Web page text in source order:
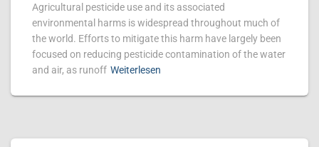
Agricultural pesticide use and its associated
environmental harms is widespread throughout much of
the world. Efforts to mitigate this harm have largely been
focused on reducing pesticide contamination of the water
and air, as runoff Weiterlesen